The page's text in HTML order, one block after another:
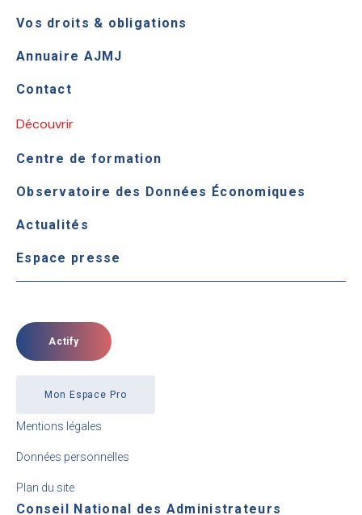
Vos droits & obligations
Annuaire AJMJ
Contact
Découvrir
Centre de formation
Observatoire des Données Économiques
Actualités
Espace presse
Actify
Mon Espace Pro
Mentions légales
Données personnelles
Plan du site
Conseil National des Administrateurs